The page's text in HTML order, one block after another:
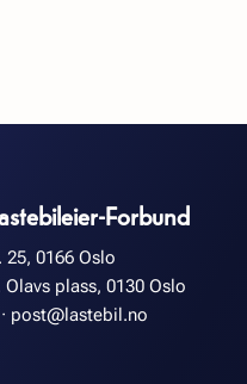
Forbund
25, 0166 Oslo
Olavs plass, 0130 Oslo
· post@lastebil.no